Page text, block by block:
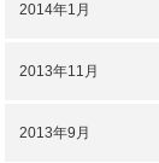
2014年1月
2013年11月
2013年9月